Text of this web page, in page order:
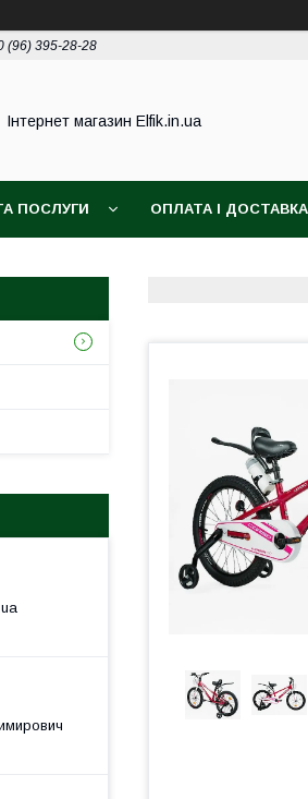
(96) 395-28-28
Інтернет магазин Elfik.in.ua
ПОСЛУГИ ОПЛАТА І ДОСТАВКА